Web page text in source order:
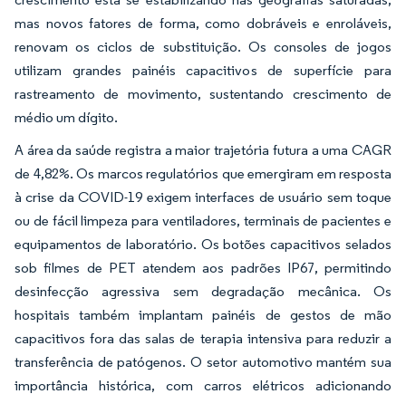
mas novos fatores de forma, como dobráveis e enroláveis,
renovam os ciclos de substituição. Os consoles de jogos
utilizam grandes painéis capacitivos de superfície para
rastreamento de movimento, sustentando crescimento de
médio um dígito.
A área da saúde registra a maior trajetória futura a uma CAGR
de 4,82%. Os marcos regulatórios que emergiram em resposta
à crise da COVID-19 exigem interfaces de usuário sem toque
ou de fácil limpeza para ventiladores, terminais de pacientes e
equipamentos de laboratório. Os botões capacitivos selados
sob filmes de PET atendem aos padrões IP67, permitindo
desinfecção agressiva sem degradação mecânica. Os
hospitais também implantam painéis de gestos de mão
capacitivos fora das salas de terapia intensiva para reduzir a
transferência de patógenos. O setor automotivo mantém sua
importância histórica, com carros elétricos adicionando